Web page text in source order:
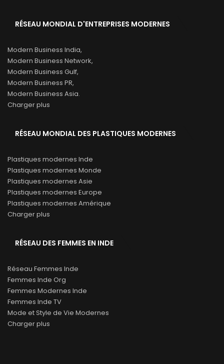
RÉSEAU MONDIAL D'ENTREPRISES MODERNES
Modern Business India,
Modern Business Network,
Modern Business Gulf,
Modern Business PR,
Modern Business Asia.
Charger plus
RÉSEAU MONDIAL DES PLASTIQUES MODERNES
Plastiques modernes Inde
Plastiques modernes Monde
Plastiques modernes Asie
Plastiques modernes Europe
Plastiques modernes Amérique
Charger plus
RÉSEAU DES FEMMES EN INDE
Réseau Femmes Inde
Femmes Inde Org
Femmes Modernes Inde
Femmes Inde TV
Mode et Style de Vie Modernes
Charger plus